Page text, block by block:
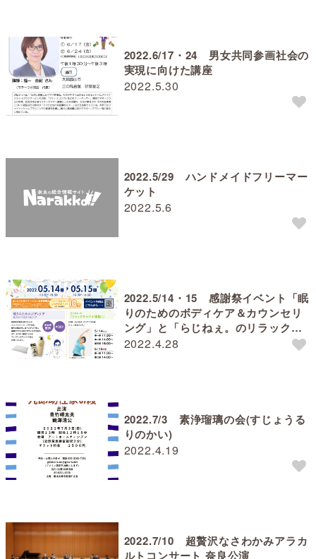
2022.5.30
2022.6/17・24 男女共同参画社会の
実現に向けた講座
2022.5.6
2022.5/29 ハンドメイドフリーマー
ケット
2022.4.28
2022.5/14・15 感謝祭イベント「眠
りのためのボディケア＆カウンセリ
ング」と「らじねぇ。のリラックス
ラジオ体操！」
2022.4.19
2022.7/3 素浄瑠璃の会(すじょうる
りのかい)
2022.7/10 超贅沢なさわかみアラカ
ルトコンサート 奈良公演